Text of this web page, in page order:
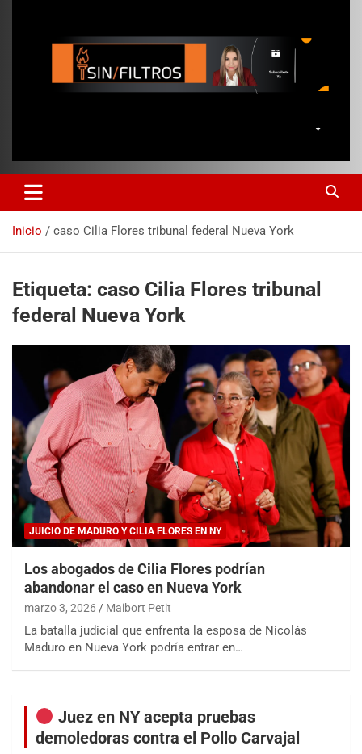
Inicio caso Cilia Flores tribunal federal Nueva York
Etiqueta: caso Cilia Flores tribunal
federal Nueva York
JUICIO DE MADURO Y CILIA FLORES EN NY
Los abogados de Cilia Flores podrían
abandonar el caso en Nueva York
marzo 3, 2026 Maibort Petit
La batalla judicial que enfrenta la esposa de Nicolás
Maduro en Nueva York podría entrar en…
Juez en NY acepta pruebas
demoledoras contra el Pollo Carvajal